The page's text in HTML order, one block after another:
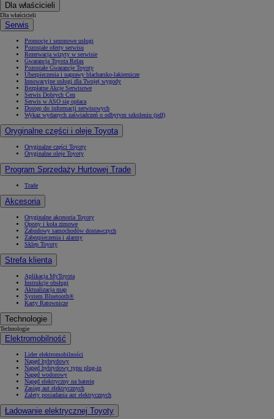
Dla właścicieli
Dla właścicieli
Serwis
Promocje i sezonowe usługi
Pozostałe oferty serwisu
Rezerwacja wizyty w serwisie
Gwarancja Toyota Relax
Pozostałe Gwarancje Toyoty
Ubezpieczenia i naprawy blacharsko-lakiernicze
Innowacyjne usługi dla Twojej wygody
Bezpłatne Akcje Serwisowe
Serwis Dobrych Cen
Serwis w ASO się opłaca
Dostęp do informacji serwisowych
Wykaz wydanych zaświadczeń o odbytym szkoleniu (pdf)
Oryginalne części i oleje Toyota
Oryginalne części Toyoty
Oryginalne oleje Toyoty
Program Sprzedaży Hurtowej Trade
Trade
Akcesoria
Oryginalne akcesoria Toyoty
Opony i koła zimowe
Zabudowy samochodów dostawczych
Zabezpieczenia i alarmy
Sklep Toyoty
Strefa klienta
Aplikacja MyToyota
Instrukcje obsługi
Aktualizacja map
System Bluetooth®
Karty Ratownicze
Technologie
Technologie
Elektromobilność
Lider elektromobilności
Napęd hybrydowy
Napęd hybrydowy typu plug-in
Napęd wodorowy
Napęd elektryczny na baterię
Zasięg aut elektrycznych
Zalety posiadania aut elektrycznych
Ładowanie elektrycznej Toyoty